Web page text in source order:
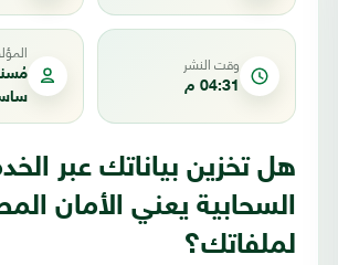
وقت النشر
04:31 م
هل تخزين بياناتك عبر
السحابية يعني الأمان
لملفاتك؟